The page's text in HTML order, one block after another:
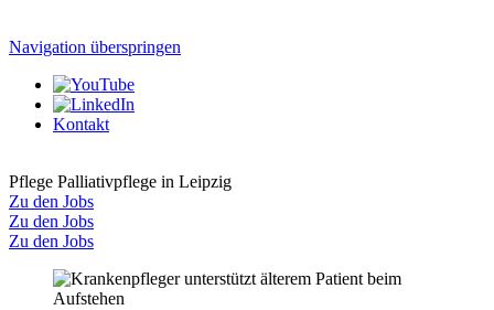
Navigation überspringen
Kontakt
Pflege Palliativpflege in Leipzig
Zu den Jobs
Zu den Jobs
Zu den Jobs